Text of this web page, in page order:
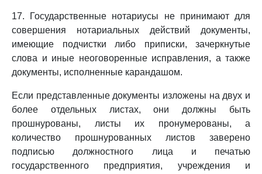
17. Государственные нотариусы не принимают для
совершения нотариальных действий документы,
имеющие подчистки либо приписки, зачеркнутые
слова и иные неоговоренные исправления, а также
документы, исполненные карандашом.
Если представленные документы изложены на двух и
более отдельных листах, они должны быть
прошнурованы, листы их пронумерованы, а
количество прошнурованных листов заверено
подписью должностного лица и печатью
государственного предприятия, учреждения и